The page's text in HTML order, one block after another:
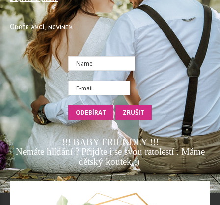
Odběr akcí, novinek
!!! BABY FRIENDLY !!!
Nemáte hlídání ? Přijďte i se svou ratolestí . Máme
dětský koutek :)